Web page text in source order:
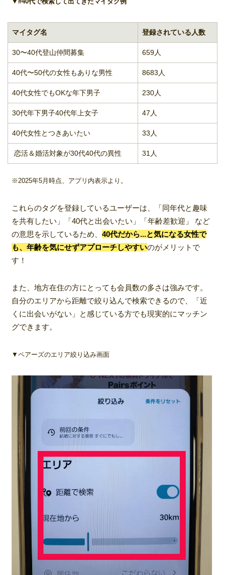
マイタグ名 登録されている人数
30〜40代登山仲間募集 659人
40代〜50代の女性もありな男性 8683人
40代女性でもOKな年下男子 230人
30代年下男子40代年上女子 47人
40代女性とつきあいたい 33人
恋活＆婚活対象が30代40代の異性 31人
※2025年5月時点、アプリ内表示より。
これらのタグを登録しているユーザーは、「同年代と趣味
を共有したい」「40代と出会いたい」「年齢差歓迎」 など
の意思を示しているため、 40代だから...と気になる女性で
も、年齢を気にせずアプローチしやすいのがメリットで
す！
また、地方在住の方にとっても会員数の多さは強みです。
自分のエリアから距離で絞り込んで検索できるので、「近
くに出会いがない」と感じている方でも現実的にマッチン
グできます。
▼ペアーズのエリア絞り込み画面